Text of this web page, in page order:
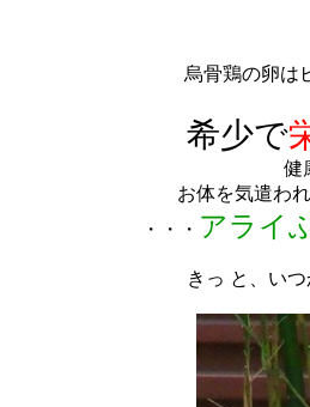
烏骨鶏の卵は
希少で
健
お体を気遣わ
・・・ アライ
きっ と、い